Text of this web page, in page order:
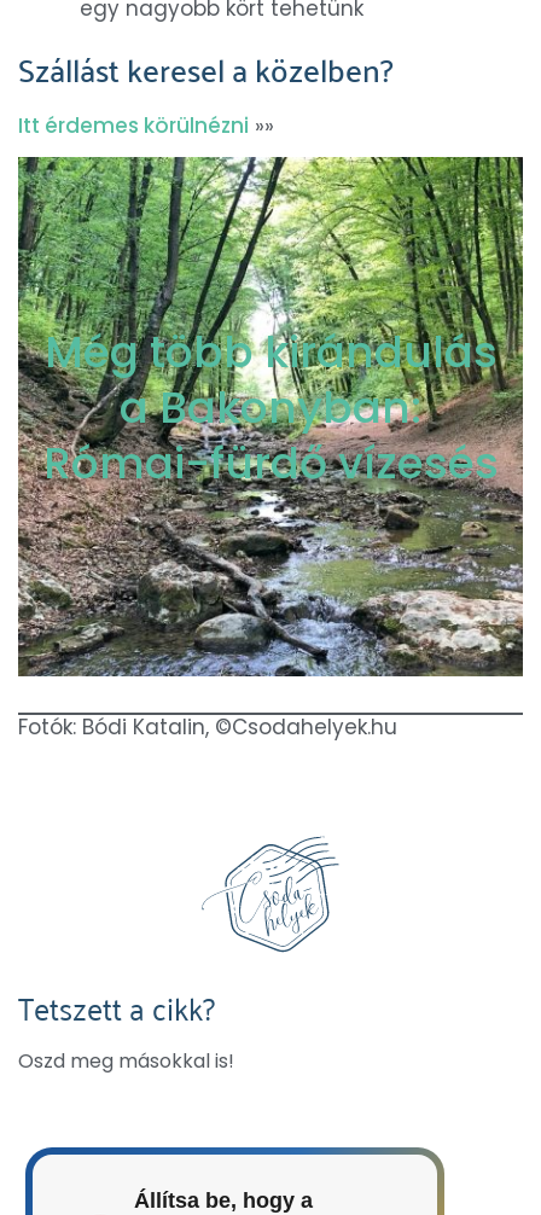
egy nagyobb kört tehetünk
Szállást keresel a közelben?
Itt érdemes körülnézni »»
Még több kirándulás
a Bakonyban:
Római-fürdő vízesés
Fotók: Bódi Katalin, ©Csodahelyek.hu
Tetszett a cikk?
Oszd meg másokkal is!
Állítsa be, hogy a